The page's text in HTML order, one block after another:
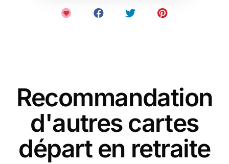
Recommandation
d'autres cartes
départ en retraite